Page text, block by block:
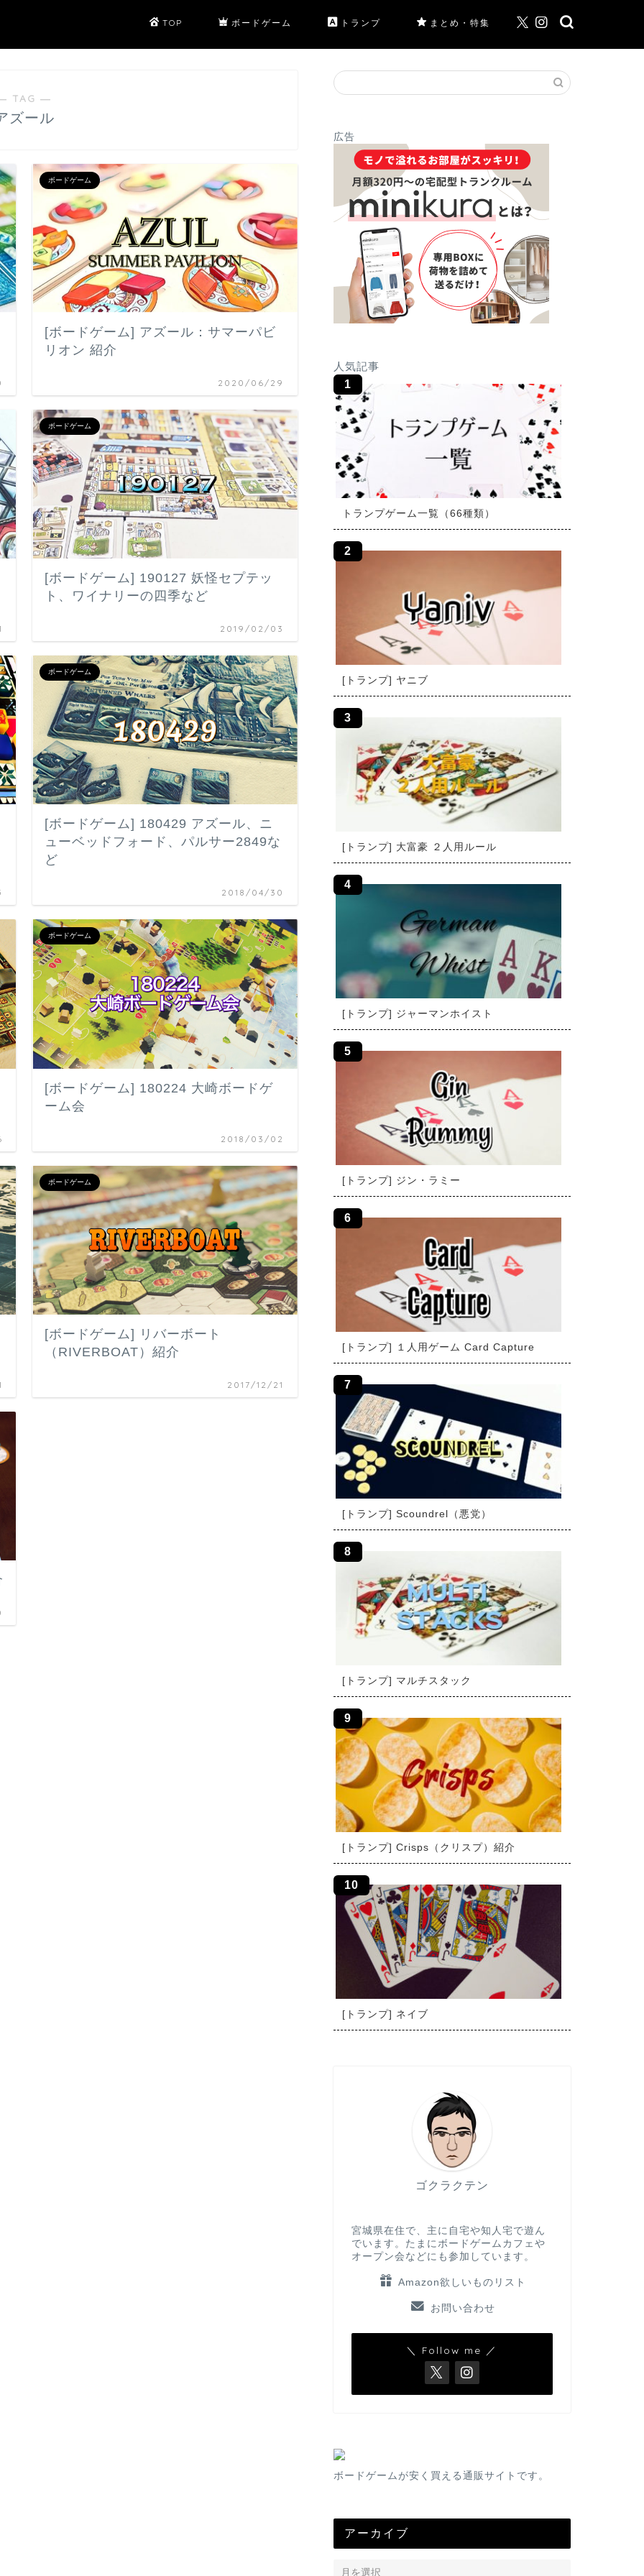
TOP ボードゲーム トランプ まとめ・特集
TAG ―
ズール
ボードゲーム
[ボードゲーム] アズール：サマーパビ
リオン 紹介
2020/06/29
ボードゲーム
[ボードゲーム] 190127 妖怪セプテッ
ト、ワイナリーの四季など
2019/02/03
ボードゲーム
[ボードゲーム] 180429 アズール、ニ
ューベッドフォード、パルサー2849な
ど
2018/04/30
ボードゲーム
[ボードゲーム] 180224 大崎ボードゲ
ーム会
2018/03/02
ボードゲーム
[ボードゲーム] リバーボート
（RIVERBOAT）紹介
2017/12/21
広告
人気記事
トランプゲーム一覧（66種類）
[トランプ] ヤニブ
[トランプ] 大富豪 ２人用ルール
[トランプ] ジャーマンホイスト
[トランプ] ジン・ラミー
[トランプ] １人用ゲーム Card Capture
[トランプ] Scoundrel（悪党）
[トランプ] マルチスタック
[トランプ] Crisps（クリスプ）紹介
[トランプ] ネイブ
ゴクラクテン
宮城県在住で、主に自宅や知人宅で遊ん
でいます。たまにボードゲームカフェや
オープン会などにも参加しています。
Amazon欲しいものリスト
お問い合わせ
＼ Follow me ／
ボードゲームが安く買える通販サイトです。
アーカイブ